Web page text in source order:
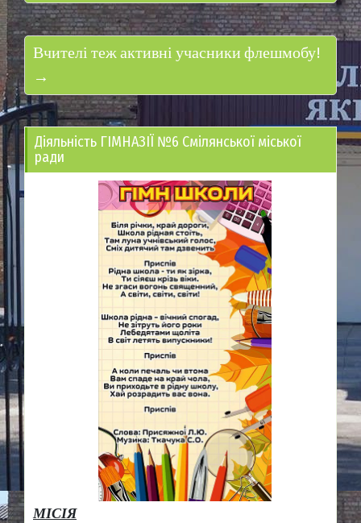
Вчителі теж активні учасники флешмобу!
→
Діяльність ГІМНАЗІЇ №6 Смілянської міської
ради
МІСІЯ